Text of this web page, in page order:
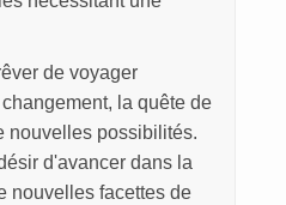
de voyager
la quête de
nouvelles possibilités.
d'avancer dans la
nouvelles facettes de